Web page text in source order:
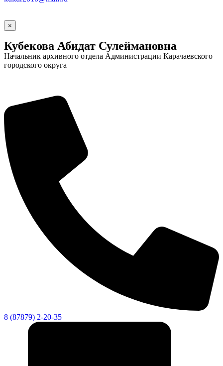
видеоролики
×
Кубекова Абидат Сулеймановна
Начальник архивного отдела Администрации Карачаевского
городского округа
8 (87879) 2-20-35